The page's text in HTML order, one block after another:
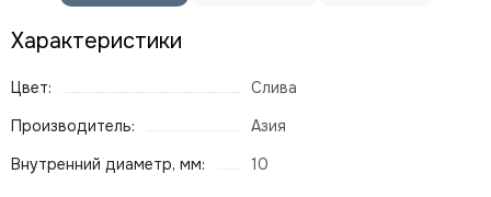
Характеристики
Цвет:
Слива
Производитель:
Азия
Внутренний диаметр, мм:
10